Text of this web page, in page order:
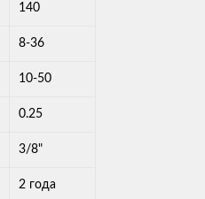
140
8-36
10-50
0.25
3/8"
2 года